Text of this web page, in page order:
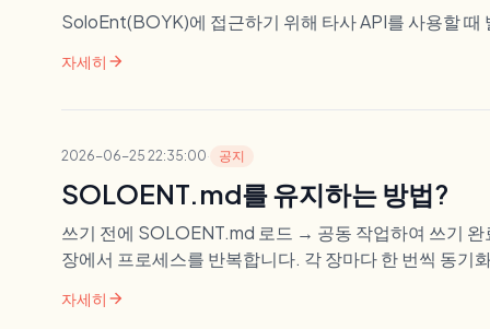
SoloEnt(BOYK)에 접근하기 위해 타사 API를 사용할
자세히 arrow_forward
2026-06-25 22:35:00· 공지
SOLOENT.md를 유지하는 방법?
쓰기 전에 SOLOENT.md 로드 → 공동 작업하여 쓰기
장에서 프로세스를 반복합니다. 각 장마다 한 번씩 동기
자세히 arrow_forward